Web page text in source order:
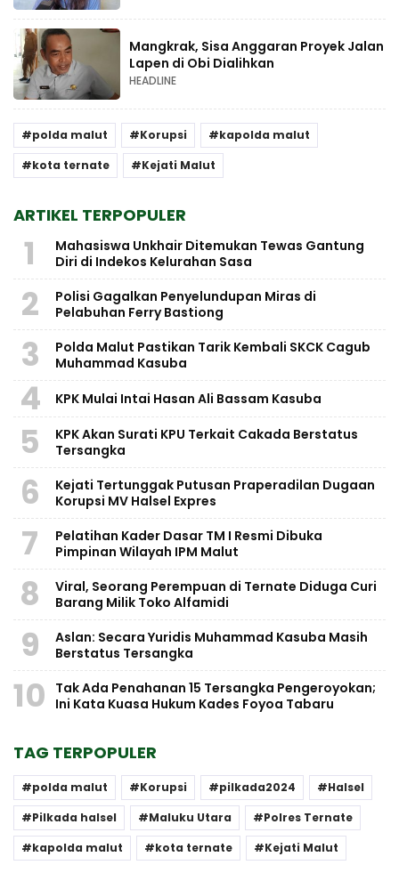
Mangkrak, Sisa Anggaran Proyek Jalan
Lapen di Obi Dialihkan
HEADLINE
polda malut Korupsi
kapolda malut
kota ternate
Kejati Malut
ARTIKEL TERPOPULER
1
Mahasiswa Unkhair Ditemukan Tewas Gantung
Diri di Indekos Kelurahan Sasa
2
Polisi Gagalkan Penyelundupan Miras di
Pelabuhan Ferry Bastiong
3
Polda Malut Pastikan Tarik Kembali SKCK Cagub
Muhammad Kasuba
4 KPK Mulai Intai Hasan Ali Bassam Kasuba
5
KPK Akan Surati KPU Terkait Cakada Berstatus
Tersangka
6
Kejati Tertunggak Putusan Praperadilan Dugaan
Korupsi MV Halsel Expres
7
Pelatihan Kader Dasar TM I Resmi Dibuka
Pimpinan Wilayah IPM Malut
8
Viral, Seorang Perempuan di Ternate Diduga Curi
Barang Milik Toko Alfamidi
9
Aslan: Secara Yuridis Muhammad Kasuba Masih
Berstatus Tersangka
10
Tak Ada Penahanan 15 Tersangka Pengeroyokan;
Ini Kata Kuasa Hukum Kades Foyoa Tabaru
TAG TERPOPULER
polda malut Korupsi pilkada2024
Halsel
Pilkada halsel
Maluku Utara
Polres Ternate
kapolda malut
kota ternate Kejati Malut